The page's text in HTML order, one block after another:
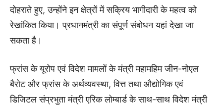
दोहराते हुए, उन्होंने इन क्षेत्रों में सक्रिय भागीदारी के महत्व को
रेखांकित किया। प्रधानमंत्री का संपूर्ण संबोधन यहां देखा जा
सकता है।
फ्रांस के यूरोप एवं विदेश मामलों के मंत्री महामहिम जीन-नोएल
बैरोट और फ्रांस के अर्थव्यवस्था, वित्त तथा औद्योगिक एवं
डिजिटल संप्रभुता मंत्री एरिक लोम्बार्ड के साथ-साथ विदेश मंत्री